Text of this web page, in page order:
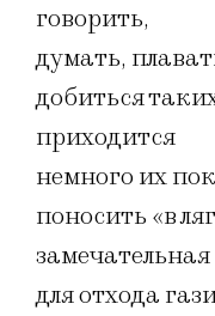
говорить,
думать,
добиться
приходится
немного их
поносить «в
замечательная
для отхода